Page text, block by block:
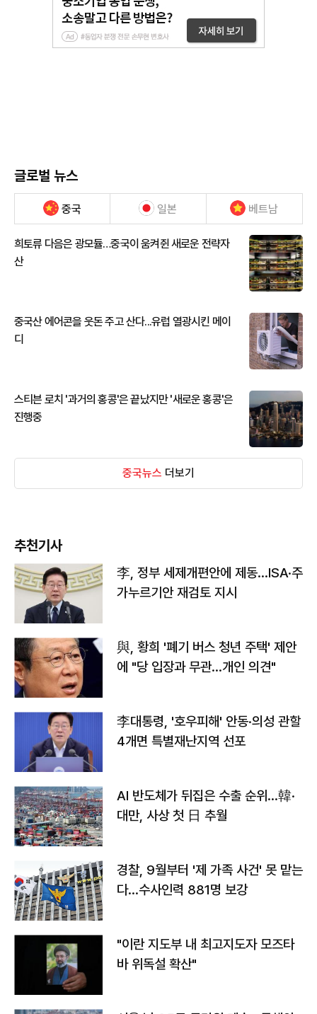
글로벌 뉴스
중국 일본 베트남
희토류 다음은 광모듈…중국이 움켜쥔 새로운 전략자
산
중국산 에어콘을 웃돈 주고 산다...유럽 열광시킨 메이
디
스티븐 로치 '과거의 홍콩'은 끝났지만 '새로운 홍콩'은
진행중
중국뉴스 더보기
추천기사
李, 정부 세제개편안에 제동…ISA·주
가누르기안 재검토 지시
與, 황희 '폐기 버스 청년 주택' 제안
에 "당 입장과 무관…개인 의견"
李대통령, '호우피해' 안동·의성 관할
4개면 특별재난지역 선포
AI 반도체가 뒤집은 수출 순위…韓·
대만, 사상 첫 日 추월
경찰, 9월부터 '제 가족 사건' 못 맡는
다…수사인력 881명 보강
"이란 지도부 내 최고지도자 모즈타
바 위독설 확산"